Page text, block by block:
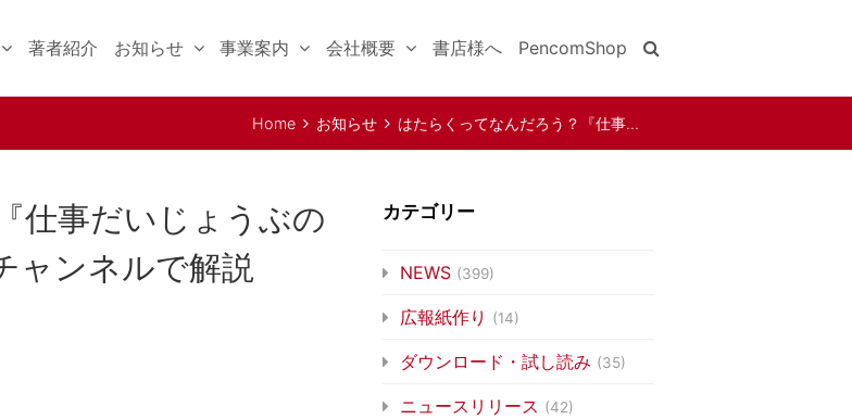
著者紹介 お知らせ 事業案内 会社概要 書店様へ PencomShop
Home お知らせ はたらくってなんだろう？『仕事…
仕事だいじょうぶの
ャンネルで解説
カテゴリー
NEWS (399)
広報紙作り (14)
ダウンロード・試し読み (35)
ニュースリリース (42)